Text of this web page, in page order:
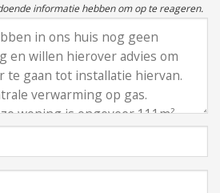
informatie hebben om op te reageren.